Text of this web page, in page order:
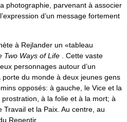
photographie, parvenant à associer
d’un message fortement
à Rejlander un «tableau
Two Ways of Life . Cette vaste
personnages autour d’un
du monde à deux jeunes gens
opposés: à gauche, le Vice et la
à la folie et à la mort; à
Travail et la Paix. Au centre, au
Repentir.